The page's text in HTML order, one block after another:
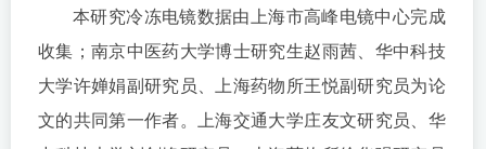
本研究冷冻电镜数据由上海市高峰电镜中心完成
收集；南京中医药大学博士研究生赵雨茜、华中科技
大学许婵娟副研究员、上海药物所王悦副研究员为论
文的共同第一作者。上海交通大学庄友文研究员、华